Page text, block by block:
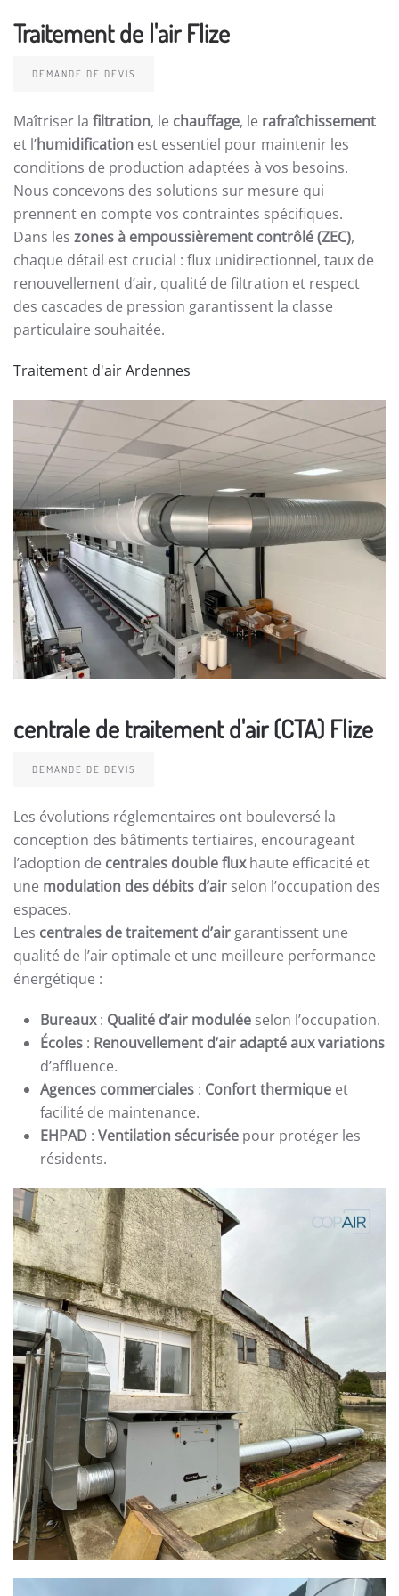
Traitement de l'air Flize
DEMANDE DE DEVIS
Maîtriser la filtration, le chauffage, le rafraîchissement
et l’humidification est essentiel pour maintenir les
conditions de production adaptées à vos besoins.
Nous concevons des solutions sur mesure qui
prennent en compte vos contraintes spécifiques.
Dans les zones à empoussièrement contrôlé (ZEC),
chaque détail est crucial : flux unidirectionnel, taux de
renouvellement d’air, qualité de filtration et respect
des cascades de pression garantissent la classe
particulaire souhaitée.
Traitement d'air Ardennes
centrale de traitement d'air (CTA) Flize
DEMANDE DE DEVIS
Les évolutions réglementaires ont bouleversé la
conception des bâtiments tertiaires, encourageant
l’adoption de centrales double fluxhaute efficacité et
une modulation des débits d’air selon l’occupation des
espaces.
Les centrales de traitement d’air garantissent une
qualité de l’air optimale et une meilleure performance
énergétique :
Bureaux: Qualité d’air modulée selon l’occupation.
Écoles : Renouvellement d’air adapté aux variations
d’affluence.
Agences commerciales : Confort thermique et
facilité de maintenance.
EHPAD : Ventilation sécurisée pour protéger les
résidents.